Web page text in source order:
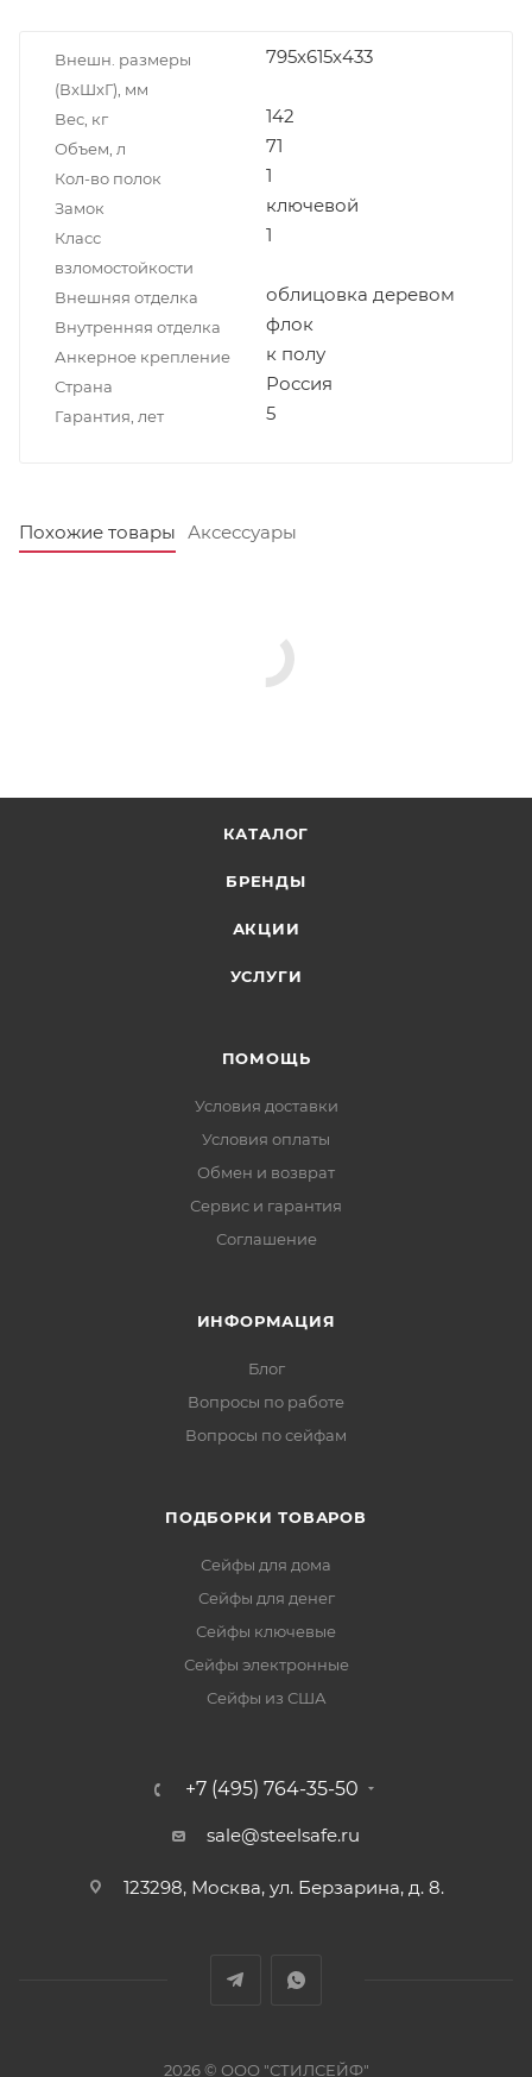
Внешн. размеры
(ВxШxГ), мм
795x615x433
Вес, кг 142
Объем, л 71
Кол-во полок 1
Замок ключевой
Класс
взломостойкости
1
Внешняя отделка облицовка деревом
Внутренняя отделка флок
Анкерное крепление к полу
Страна Россия
Гарантия, лет 5
Похожие товары Аксессуары
КАТАЛОГ
БРЕНДЫ
АКЦИИ
УСЛУГИ
ПОМОЩЬ
Условия доставки
Условия оплаты
Обмен и возврат
Сервис и гарантия
Соглашение
ИНФОРМАЦИЯ
Блог
Вопросы по работе
Вопросы по сейфам
ПОДБОРКИ ТОВАРОВ
Сейфы для дома
Сейфы для денег
Сейфы ключевые
Сейфы электронные
Сейфы из США
+7 (495) 764-35-50
sale@steelsafe.ru
123298, Москва, ул. Берзарина, д. 8.
2026 © ООО "СТИЛСЕЙФ"